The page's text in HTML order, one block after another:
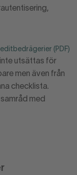
(PDF)
utsättas för
men även från
checklista.
med